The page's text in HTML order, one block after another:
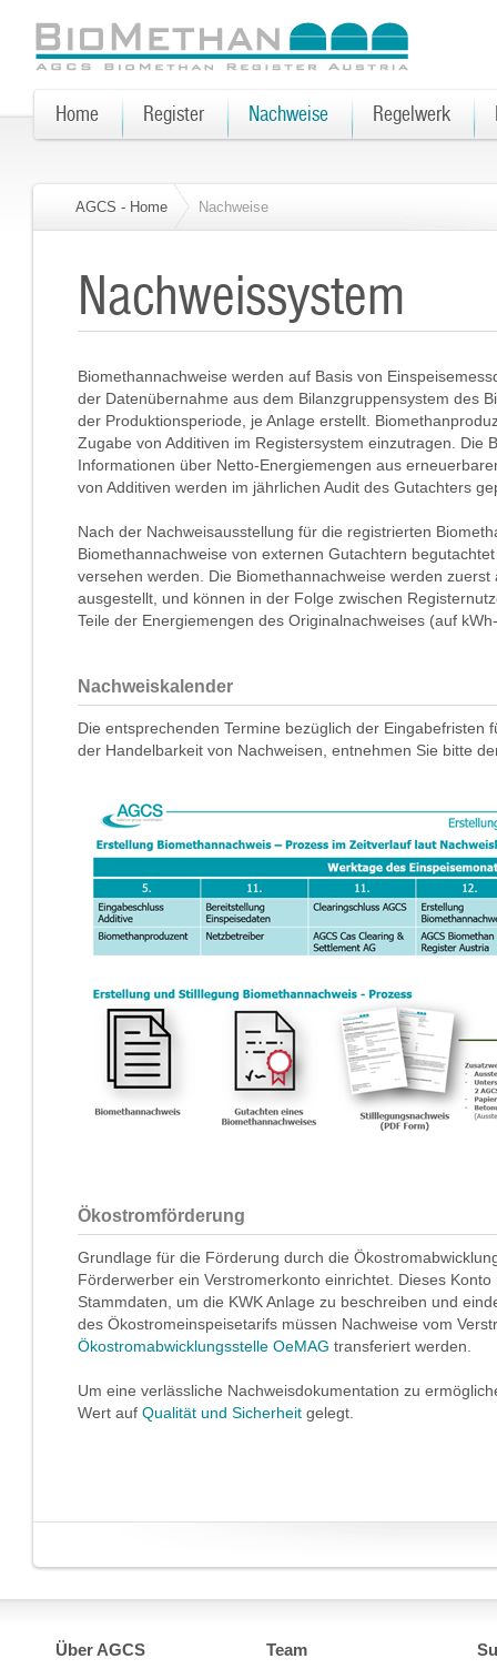
AGCS - Home Nachweise
Nachweissystem
Biomethannachweise werden auf Basis von
der Datenübernahme aus dem Bilanzgruppensystem des
der Produktionsperiode, je Anlage erstellt.
Zugabe von Additiven im Registersystem einzutragen. Die
Informationen über Netto-Energiemengen aus
von Additiven werden im jährlichen Audit des Gutachters
Nach der Nachweisausstellung für die registrierten
Biomethannachweise von externen Gutachtern
versehen werden. Die Biomethannachweise werden
ausgestellt, und können in der Folge zwischen
Teile der Energiemengen des Originalnachweises (auf
Nachweiskalender
Die entsprechenden Termine bezüglich der Eingabefristen
der Handelbarkeit von Nachweisen, entnehmen Sie bitte
Ökostromförderung
Grundlage für die Förderung durch die
Förderwerber ein Verstromerkonto einrichtet. Dieses
Stammdaten, um die KWK Anlage zu beschreiben und
des Ökostromeinspeisetarifs müssen Nachweise vom
Ökostromabwicklungsstelle OeMAG transferiert werden.
Um eine verlässliche Nachweisdokumentation zu
Wert auf Qualität und Sicherheit gelegt.
Home Register Nachweise Regelwerk
Über AGCS Team